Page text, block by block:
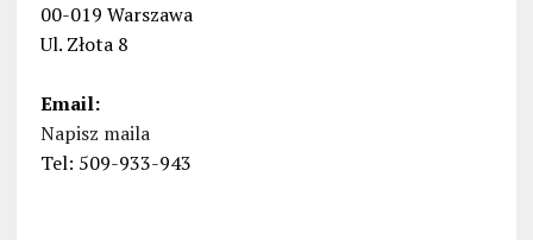
00-019 Warszawa
Ul. Złota 8
Email:
Napisz maila
Tel: 509-933-943